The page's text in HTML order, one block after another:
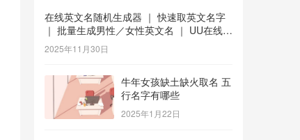
在线英文名随机生成器 ｜ 快速取英文名字
｜ 批量生成男性／女性英文名 ｜ UU在线工
具 _1
2025年11月30日
牛年女孩缺土缺火取名 五
行名字有哪些
2025年1月22日